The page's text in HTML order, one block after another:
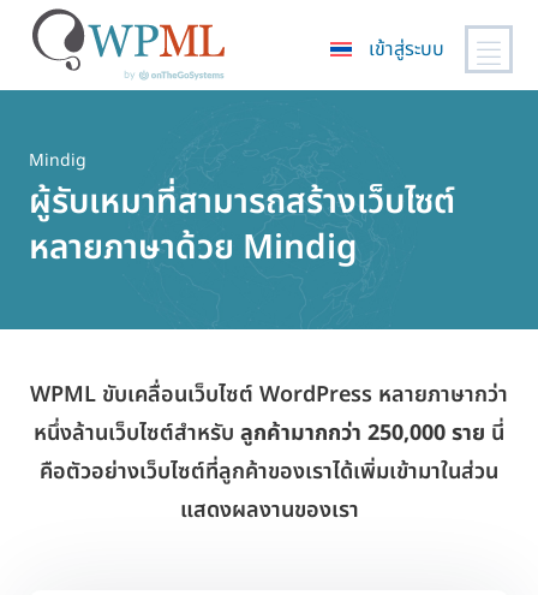
เนื้อหา
หลัก
เข้าสู่ระบบ
Mindig
ผู้รับเหมาที่สามารถสร้างเว็บไซต์
หลายภาษาด้วย Mindig
WPML ขับเคลื่อนเว็บไซต์ WordPress หลายภาษากว่า
หนึ่งล้านเว็บไซต์สำหรับ ลูกค้ามากกว่า 250,000 ราย นี่
คือตัวอย่างเว็บไซต์ที่ลูกค้าของเราได้เพิ่มเข้ามาในส่วน
แสดงผลงานของเรา